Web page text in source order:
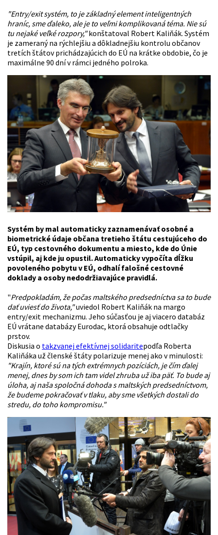
"Entry/exit systém, to je základný element inteligentných
hraníc, sme ďaleko, ale je to veľmi komplikovaná téma. Nie sú
tu nejaké veľké rozpory,"konštatoval Robert Kaliňák. Systém
je zameraný na rýchlejšiu a dôkladnejšiu kontrolu občanov
tretích štátov prichádzajúcich do EÚ na krátke obdobie, čo je
maximálne 90 dní v rámci jedného polroka.
Systém by mal automaticky zaznamenávať osobné a
biometrické údaje občana tretieho štátu cestujúceho do
EÚ, typ cestovného dokumentu a miesto, kde do Únie
vstúpil, aj kde ju opustil. Automaticky vypočíta dĺžku
povoleného pobytu v EÚ, odhalí falošné cestovné
doklady a osoby nedodržiavajúce pravidlá.
"Predpokladám, že počas maltského predsedníctva sa to bude
dať uviesť do života,"uviedol Robert Kaliňák na margo
entry/exit mechanizmu. Jeho súčasťou je aj viacero databáz
EÚ vrátane databázy Eurodac, ktorá obsahuje odtlačky
prstov.
Diskusia o takzvanej efektívnej solidaritepodľa Roberta
Kaliňáka už členské štáty polarizuje menej ako v minulosti:
"Krajín, ktoré sú na tých extrémnych pozíciách, je čím ďalej
menej, dnes by som ich tam videl zhruba už iba päť. To bude aj
úloha, aj naša spoločná dohoda s maltských predsedníctvom,
že budeme pokračovať v tlaku, aby sme všetkých dostali do
stredu, do toho kompromisu."